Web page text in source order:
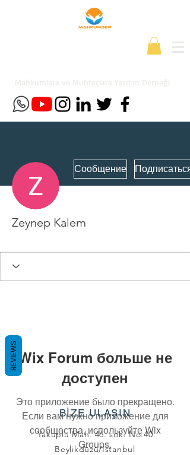
Сообщение Подписаться
Zeynep Kalem
Wix Forum больше не
доступен
Это приложение было прекращено.
Если вам нужно приложение для
сообщества, используйте Wix
Groups.
BİZE ULAŞIN
Yakuplu Mah. 46. sok. No:40
Beylikdüzü/Istanbul
REVIEWS